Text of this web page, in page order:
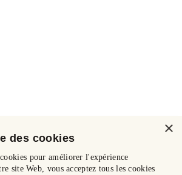
×
des cookies
pour améliorer l'expérience
site Web, vous acceptez tous les cookies